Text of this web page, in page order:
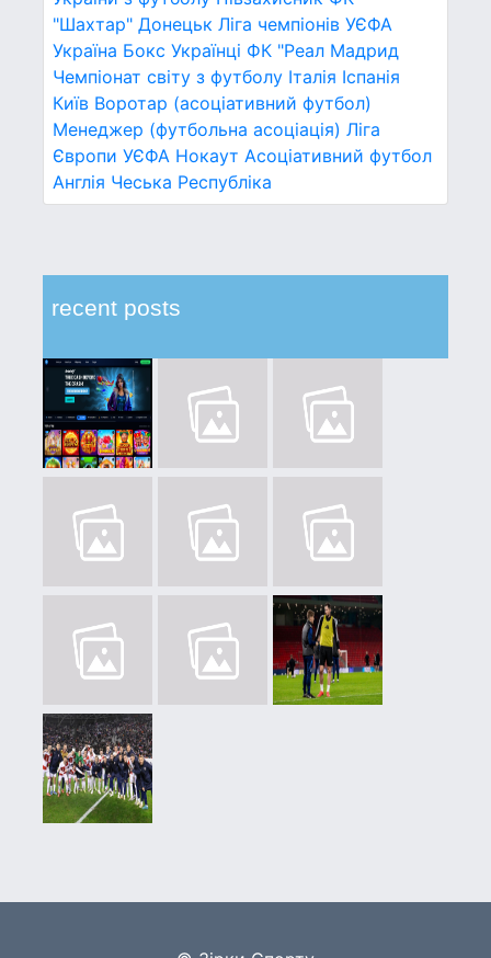
"Шахтар" Донецьк Ліга чемпіонів УЄФА
Україна Бокс Українці ФК "Реал Мадрид
Чемпіонат світу з футболу Італія Іспанія
Київ Воротар (асоціативний футбол)
Менеджер (футбольна асоціація) Ліга
Європи УЄФА Нокаут Асоціативний футбол
Англія Чеська Республіка
recent posts